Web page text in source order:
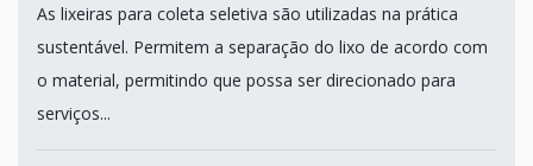
As lixeiras para coleta seletiva são utilizadas na prática
sustentável. Permitem a separação do lixo de acordo com
o material, permitindo que possa ser direcionado para
serviços...